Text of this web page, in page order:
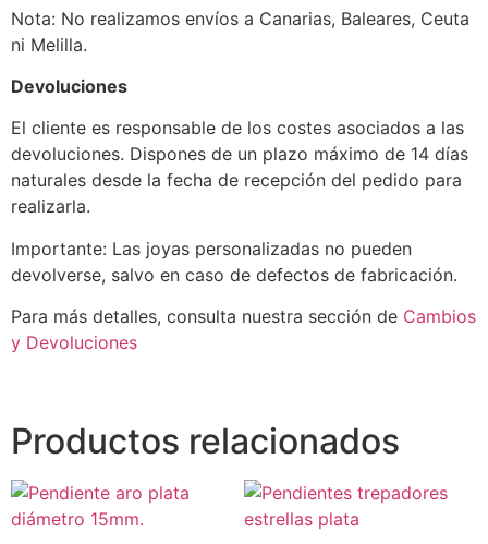
Nota: No realizamos envíos a Canarias, Baleares, Ceuta
ni Melilla.
Devoluciones
El cliente es responsable de los costes asociados a las
devoluciones. Dispones de un plazo máximo de 14 días
naturales desde la fecha de recepción del pedido para
realizarla.
Importante: Las joyas personalizadas no pueden
devolverse, salvo en caso de defectos de fabricación.
Para más detalles, consulta nuestra sección de Cambios
y Devoluciones
Productos relacionados